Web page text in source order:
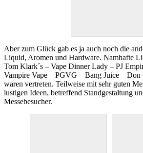
Aber zum Glück gab es ja auch noch die
Liquid, Aromen und Hardware. Namhafte
Tom Klark´s – Vape Dinner Lady – PJ
Vampire Vape – PGVG – Bang Juice –
waren vertreten. Teilweise mit sehr guten
lustigen Ideen, betreffend Standgestaltung
Messebesucher.